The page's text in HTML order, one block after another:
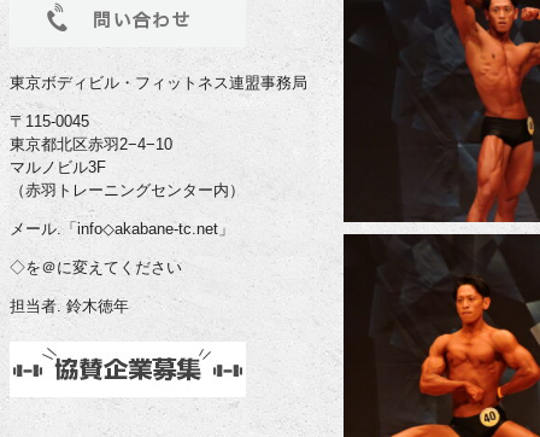
東京ボディビル・フィットネス連盟事務局
〒115-0045
東京都北区赤羽2−4−10
マルノビル3F
（赤羽トレーニングセンター内）
メール.「info◇akabane-tc.net」
◇を＠に変えてください
担当者. 鈴木徳年